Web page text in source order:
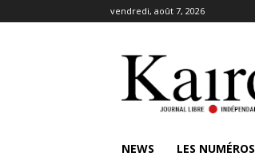
vendredi, août 7, 2026
NEWS LES NUMÉROS